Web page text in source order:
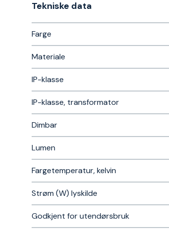
Tekniske data​
Farge
Materiale
IP-klasse
IP-klasse, transformator
Dimbar
Lumen
Fargetemperatur, kelvin
Strøm (W) lyskilde
Godkjent for utendørsbruk